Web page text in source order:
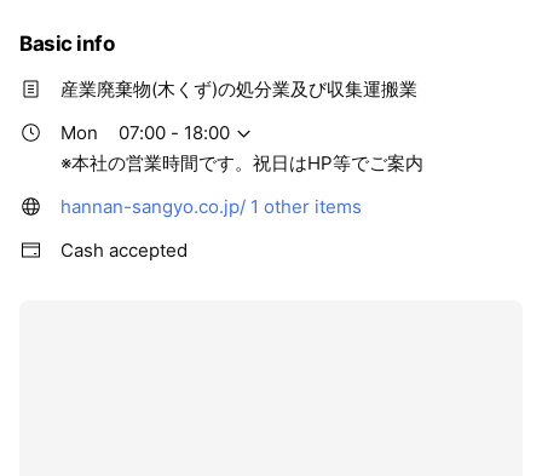
Basic info
産業廃棄物(木くず)の処分業及び収集運搬業
Mon
07:00 - 18:00
※本社の営業時間です。祝日はHP等でご案内
hannan-sangyo.co.jp/ 1 other items
Cash accepted